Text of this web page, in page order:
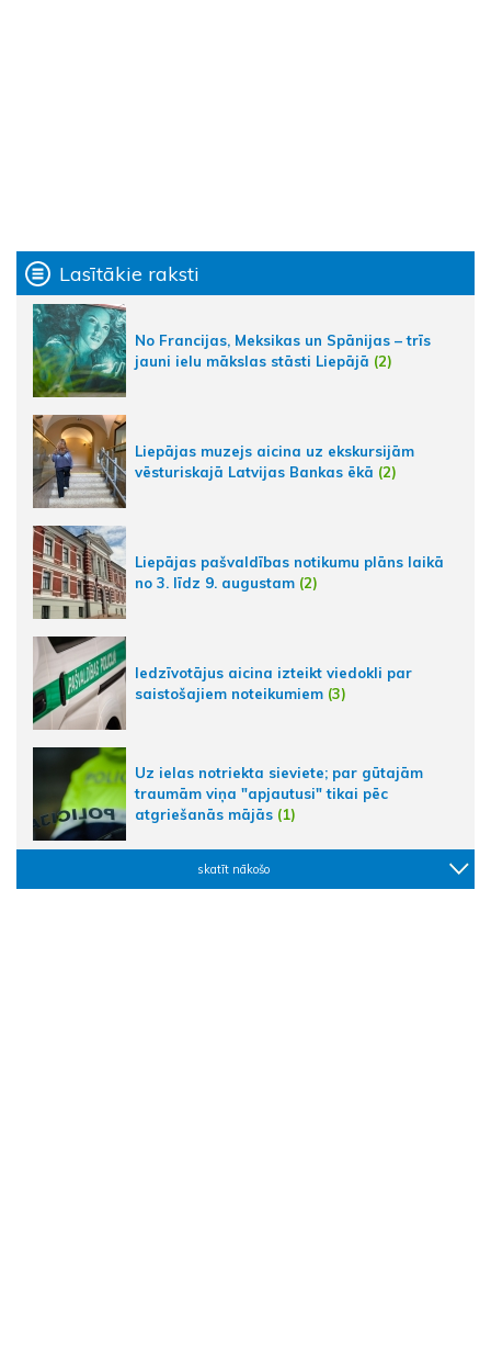
Lasītākie raksti
No Francijas, Meksikas un Spānijas – trīs
jauni ielu mākslas stāsti Liepājā (2)
Liepājas muzejs aicina uz ekskursijām
vēsturiskajā Latvijas Bankas ēkā (2)
Liepājas pašvaldības notikumu plāns laikā
no 3. līdz 9. augustam (2)
Iedzīvotājus aicina izteikt viedokli par
saistošajiem noteikumiem (3)
Uz ielas notriekta sieviete; par gūtajām
traumām viņa "apjautusi" tikai pēc
atgriešanās mājās (1)
skatīt nākošo